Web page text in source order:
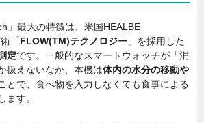
」最大の特徴は、米国HEALBE
「FLOW(TM)テクノロジー 」を採用した
定です。一般的なスマートウォッチが「消
扱えないなか、本機は体内の水分の移動や
とで、食べ物を入力しなくても食事による
ます。